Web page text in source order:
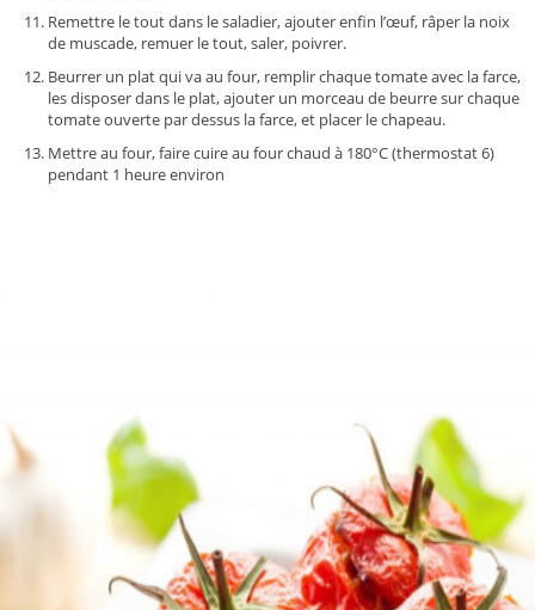
Remettre le tout dans le saladier, ajouter enfin l’œuf, râper la noix
de muscade, remuer le tout, saler, poivrer.
Beurrer un plat qui va au four, remplir chaque tomate avec la farce,
les disposer dans le plat, ajouter un morceau de beurre sur chaque
tomate ouverte par dessus la farce, et placer le chapeau.
Mettre au four, faire cuire au four chaud à 180°C (thermostat 6)
pendant 1 heure environ